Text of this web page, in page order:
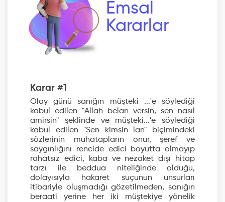
Emsal
Kararlar
Karar #1
Olay günü sanığın müşteki ...'e söylediği
kabul edilen "Allah belan versin, sen nasıl
amirsin" şeklinde ve müşteki...'e söylediği
kabul edilen "Sen kimsin lan" biçimindeki
sözlerinin muhatapların onur, şeref ve
saygınlığını rencide edici boyutta olmayıp
rahatsız edici, kaba ve nezaket dışı hitap
tarzı ile beddua niteliğinde olduğu,
dolayısıyla hakaret suçunun unsurları
itibariyle oluşmadığı gözetilmeden, sanığın
beraati yerine her iki müştekiye yönelik